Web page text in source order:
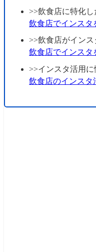
>>飲食店に特化
飲食店でインスタ
>>飲食店がイン
飲食店でインスタ
>>インスタ活用
飲食店のインスタ